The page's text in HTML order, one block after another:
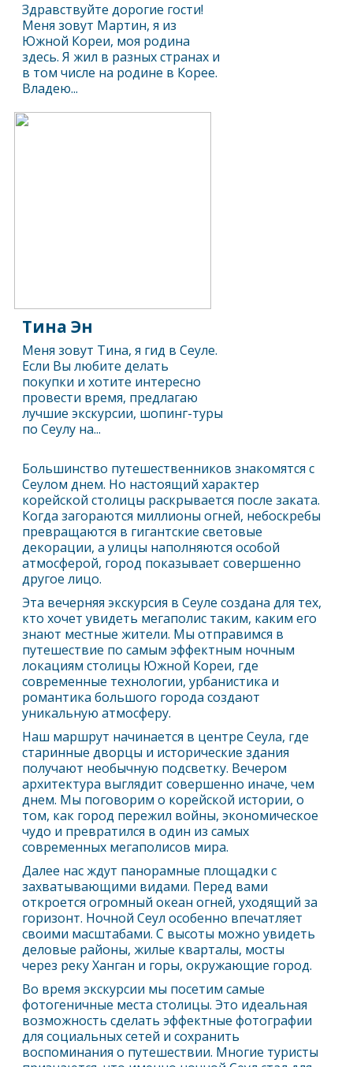
Большинство путешественников знакомятся с
Сеулом днем. Но настоящий характер
корейской столицы раскрывается после заката.
Когда загораются миллионы огней, небоскребы
превращаются в гигантские световые
декорации, а улицы наполняются особой
атмосферой, город показывает совершенно
другое лицо.
Эта вечерняя экскурсия вСеуле создана для тех,
кто хочет увидеть мегаполис таким, каким его
знают местные жители. Мы отправимся в
путешествие по самым эффектным ночным
локациям столицы Южной Кореи, где
современные технологии, урбанистика и
романтика большого города создают
уникальную атмосферу.
Наш маршрут начинается в центреСеула, где
старинные дворцы и исторические здания
получают необычную подсветку. Вечером
архитектура выглядит совершенно иначе, чем
днем. Мы поговорим о корейской истории, о
том, как город пережил войны, экономическое
чудо и превратился в один из самых
современных мегаполисов мира.
Далее нас ждут панорамные площадки с
захватывающими видами. Перед вами
откроется огромный океан огней, уходящий за
горизонт. НочнойСеул особенно впечатляет
своими масштабами. С высоты можно увидеть
деловые районы, жилые кварталы, мосты
через реку Ханган и горы, окружающие город.
Во время экскурсии мы посетим самые
фотогеничные места столицы. Это идеальная
возможность сделать эффектные фотографии
для социальных сетей и сохранить
воспоминания о путешествии. Многие туристы
Здравствуйте дорогие гости!
Меня зовут Мартин, я из
Южной Кореи, моя родина
здесь. Я жил в разных странах и
в том числе на родине в Корее.
Владею...
Тина Эн
Меня зовут Тина, я гид в Сеуле.
Если Вы любите делать
покупки и хотите интересно
провести время, предлагаю
лучшие экскурсии, шопинг-туры
по Сеулу на...